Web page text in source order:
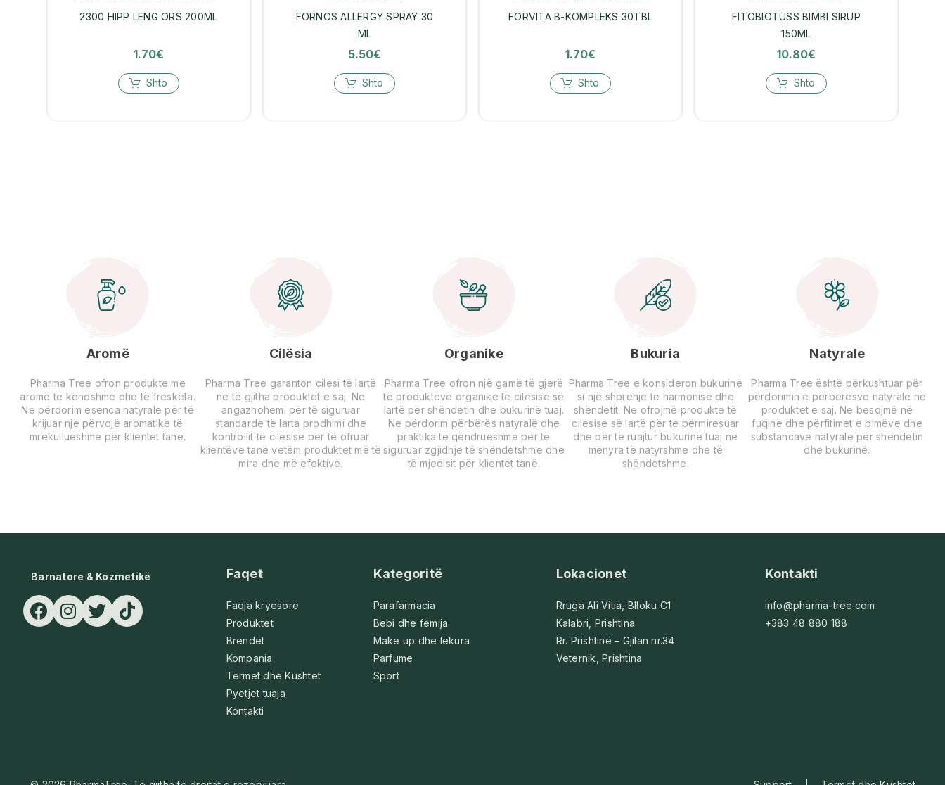
2300 HIPP LENG ORS 200ML
1.70€
Shto
FORNOS ALLERGY SPRAY 30
ML
5.50€
Shto
FORVITA B-KOMPLEKS 30TBL
1.70€
Shto
FITOBIOTUSS BIMBI SIRUP
150ML
10.80€
Shto
Aromë
Pharma Tree ofron produkte me
aromë të këndshme dhe të freskëta.
Ne përdorim esenca natyrale për të
krijuar një përvojë aromatike të
mrekullueshme për klientët tanë.
Cilësia
Pharma Tree garanton cilësi të lartë
në të gjitha produktet e saj. Ne
angazhohemi për të siguruar
standarde të larta prodhimi dhe
kontrollit të cilësisë për të ofruar
klientëve tanë vetëm produktet më të
mira dhe më efektive.
Organike
Pharma Tree ofron një gamë të gjerë
të produkteve organike të cilësisë së
lartë për shëndetin dhe bukurinë tuaj.
Ne përdorim përbërës natyralë dhe
praktika të qëndrueshme për të
siguruar zgjidhje të shëndetshme dhe
të mjedisit për klientët tanë.
Bukuria
Pharma Tree e konsideron bukurinë
si një shprehje të harmonisë dhe
shëndetit. Ne ofrojmë produkte të
cilësisë së lartë për të përmirësuar
dhe për të ruajtur bukurinë tuaj në
mënyra të natyrshme dhe të
shëndetshme.
Natyrale
Pharma Tree është përkushtuar për
përdorimin e përbërësve natyralë në
produktet e saj. Ne besojmë në
fuqinë dhe përfitimet e bimëve dhe
substancave natyrale për shëndetin
dhe bukurinë.
Barnatore & Kozmetikë Faqet
Faqja kryesore
Produktet
Brendet
Kompania
Termet dhe Kushtet
Pyetjet tuaja
Kontakti
Kategoritë
Parafarmacia
Bebi dhe fëmija
Make up dhe lëkura
Parfume
Sport
Lokacionet
Rruga Ali Vitia, Blloku C1
Kalabri, Prishtina
Rr. Prishtinë – Gjilan nr.34
Veternik, Prishtina
Kontakti
info@pharma-tree.com
+383 48 880 188